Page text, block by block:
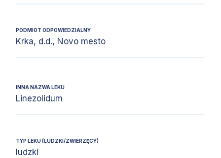
PODMIOT ODPOWIEDZIALNY
Krka, d.d., Novo mesto
INNA NAZWA LEKU
Linezolidum
TYP LEKU (LUDZKI/ZWIERZĘCY)
ludzki